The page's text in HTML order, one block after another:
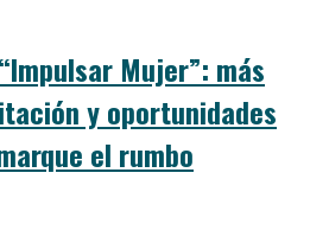
Mujer”: más
y oportunidades
el rumbo